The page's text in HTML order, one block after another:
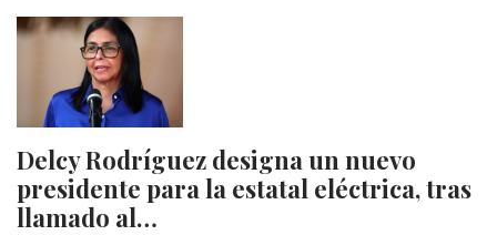
Delcy Rodríguez designa un nuevo
presidente para la estatal eléctrica, tras
llamado al…